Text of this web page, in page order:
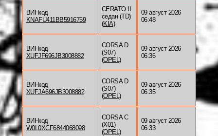
ВИНкод
KNAFU411BB5916759
CERATO II
седан (TD)
(KIA)
09 август 2026
06:48
ВИНкод
XUFJF696JB3008882
CORSA D
(S07)
(OPEL)
09 август 2026
06:36
ВИНкод
XUFJA696JB3008882
CORSA D
(S07)
(OPEL)
09 август 2026
06:35
ВИНкод
W0L0XCF6844068098
CORSA C
(X01)
(OPEL)
09 август 2026
06:33